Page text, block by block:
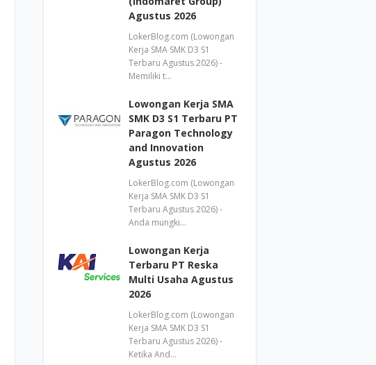
Agustus 2026
LokerBlog.com (Lowongan
Kerja SMA SMK D3 S1
Terbaru Agustus 2026) -
Memiliki t…
Lowongan Kerja SMA
SMK D3 S1 Terbaru PT
Paragon Technology
and Innovation
Agustus 2026
LokerBlog.com (Lowongan
Kerja SMA SMK D3 S1
Terbaru Agustus 2026) -
Anda mungki…
Lowongan Kerja
Terbaru PT Reska
Multi Usaha Agustus
2026
LokerBlog.com (Lowongan
Kerja SMA SMK D3 S1
Terbaru Agustus 2026) -
Ketika And…